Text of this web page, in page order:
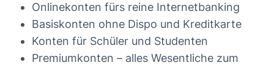
Onlinekonten fürs reine Internetbanking
Basiskonten ohne Dispo und Kreditkarte
Konten für Schüler und Studenten
Premiumkonten – alles Wesentliche zum